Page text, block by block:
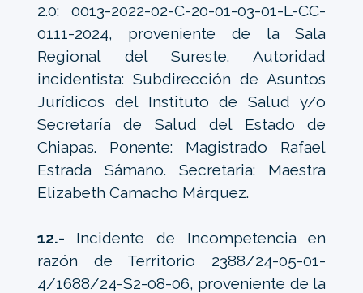
2.0: 0013-2022-02-C-20-01-03-01-L-CC-
0111-2024, proveniente de la Sala
Regional del Sureste. Autoridad
incidentista: Subdirección de Asuntos
Jurídicos del Instituto de Salud y/o
Secretaría de Salud del Estado de
Chiapas. Ponente: Magistrado Rafael
Estrada Sámano. Secretaria: Maestra
Elizabeth Camacho Márquez.
12.- Incidente de Incompetencia en
razón de Territorio 2388/24-05-01-
4/1688/24-S2-08-06, proveniente de la